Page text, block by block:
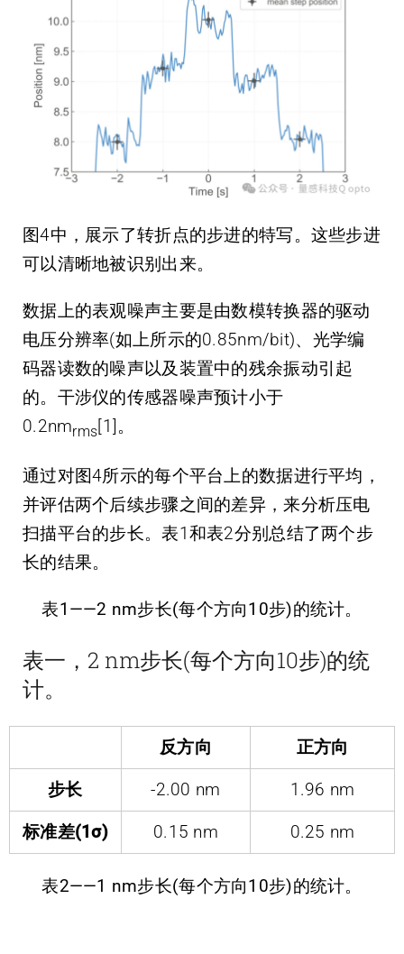
图4中，展示了转折点的步进的特写。这些步进
可以清晰地被识别出来。
数据上的表观噪声主要是由数模转换器的驱动
电压分辨率(如上所示的0.85nm/bit)、光学编
码器读数的噪声以及装置中的残余振动引起
的。干涉仪的传感器噪声预计小于
0.2nmrms[1]。
通过对图4所示的每个平台上的数据进行平均，
并评估两个后续步骤之间的差异，来分析压电
扫描平台的步长。表1和表2分别总结了两个步
长的结果。
表1——2 nm步长(每个方向10步)的统计。
表一，2 nm步长(每个方向10步)的统
计。
反方向 正方向
步长 -2.00 nm 1.96 nm
标准差(1σ) 0.15 nm 0.25 nm
表2——1 nm步长(每个方向10步)的统计。